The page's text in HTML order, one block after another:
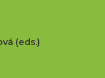
(eds.)